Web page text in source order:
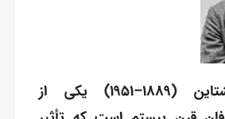
لودویگ ویتگنشتاین (1889–1951) یکی از